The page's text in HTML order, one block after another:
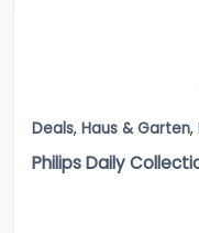
Deals, Haus & Garten,
Philips Daily